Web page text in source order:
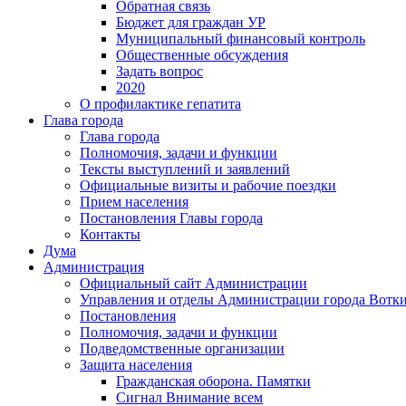
Обратная связь
Бюджет для граждан УР
Муниципальный финансовый контроль
Общественные обсуждения
Задать вопрос
2020
О профилактике гепатита
Глава города
Глава города
Полномочия, задачи и функции
Тексты выступлений и заявлений
Официальные визиты и рабочие поездки
Прием населения
Постановления Главы города
Контакты
Дума
Администрация
Официальный сайт Администрации
Управления и отделы Администрации города
Постановления
Полномочия, задачи и функции
Подведомственные организации
Защита населения
Гражданская оборона. Памятки
Сигнал Внимание всем